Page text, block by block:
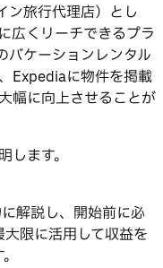
ン旅行代理店）とし
広くリーチできるプラ
バケーションレンタル
Expediaに物件を掲載
幅に向上させることが
ます。
解説し、開始前に必
限に活用して収益を